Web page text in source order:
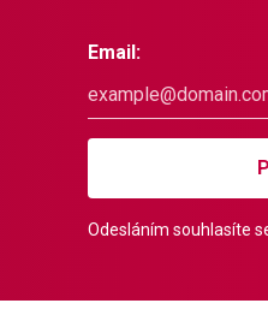
Email:
Odesláním souhlasíte